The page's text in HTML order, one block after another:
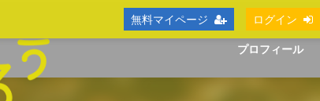
プロフィール
無料マイページ ログイン